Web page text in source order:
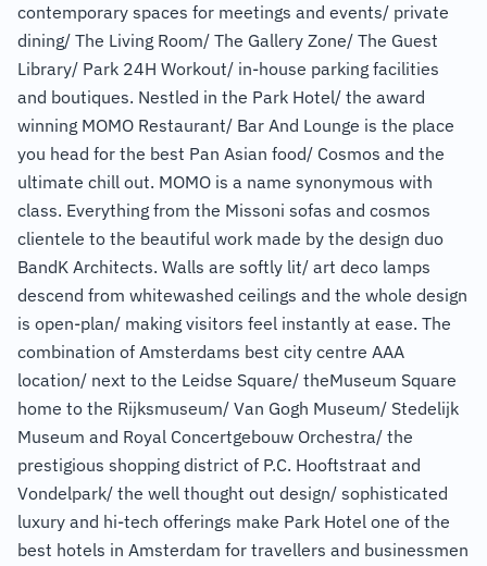
contemporary spaces for meetings and events/ private
dining/ The Living Room/ The Gallery Zone/ The Guest
Library/ Park 24H Workout/ in-house parking facilities
and boutiques. Nestled in the Park Hotel/ the award
winning MOMO Restaurant/ Bar And Lounge is the place
you head for the best Pan Asian food/ Cosmos and the
ultimate chill out. MOMO is a name synonymous with
class. Everything from the Missoni sofas and cosmos
clientele to the beautiful work made by the design duo
BandK Architects. Walls are softly lit/ art deco lamps
descend from whitewashed ceilings and the whole design
is open-plan/ making visitors feel instantly at ease. The
combination of Amsterdams best city centre AAA
location/ next to the Leidse Square/ theMuseum Square
home to the Rijksmuseum/ Van Gogh Museum/ Stedelijk
Museum and Royal Concertgebouw Orchestra/ the
prestigious shopping district of P.C. Hooftstraat and
Vondelpark/ the well thought out design/ sophisticated
luxury and hi-tech offerings make Park Hotel one of the
best hotels in Amsterdam for travellers and businessmen